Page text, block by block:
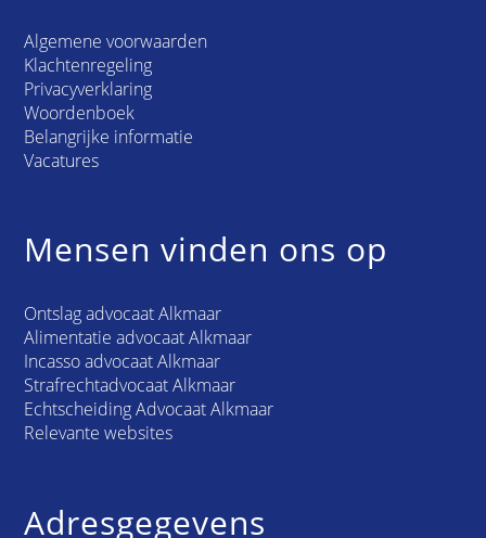
Algemene voorwaarden
Klachtenregeling
Privacyverklaring
Woordenboek
Belangrijke informatie
Vacatures
Mensen vinden ons op
Ontslag advocaat Alkmaar
Alimentatie advocaat Alkmaar
Incasso advocaat Alkmaar
Strafrechtadvocaat Alkmaar
Echtscheiding Advocaat Alkmaar
Relevante websites
Adresgegevens